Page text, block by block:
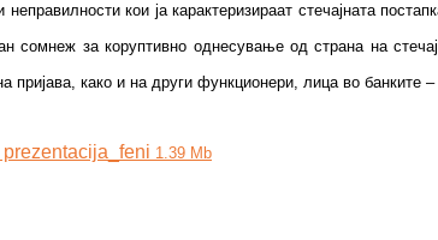
неправилности кои ја карактеризираат стечајната
сомнеж за коруптивно однесување од страна на
пријава, како и на други функционери, лица во банките
prezentacija_feni 1.39 Mb